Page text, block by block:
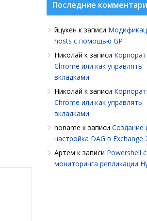
Последние
йцукен к записи
hosts с помощью GP
Николай к записи
Chrome или как управлять
вкладками
Николай к записи
Chrome или как управлять
вкладками
noname к записи Создание
настройка DAG в Exchange
Артем к записи Powershell
мониторинга репликации